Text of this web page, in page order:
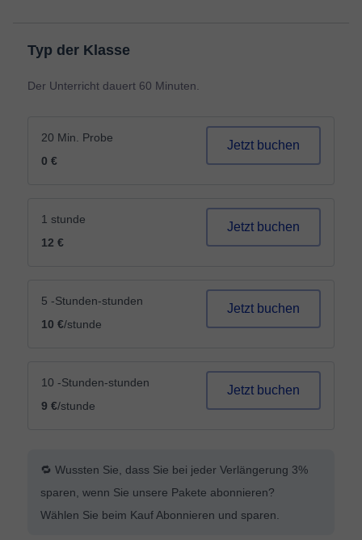
Typ der Klasse
Der Unterricht dauert 60 Minuten.
20 Min. Probe
0 €
Jetzt buchen
1 stunde
12 €
Jetzt buchen
5 -Stunden-stunden
10 €/stunde
Jetzt buchen
10 -Stunden-stunden
9 €/stunde
Jetzt buchen
🔁 Wussten Sie, dass Sie bei jeder Verlängerung 3%
sparen, wenn Sie unsere Pakete abonnieren?
Wählen Sie beim Kauf Abonnieren und sparen.